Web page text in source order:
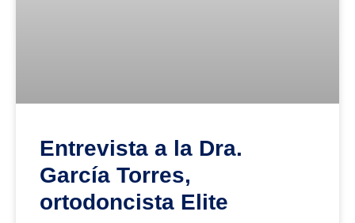
Entrevista a la Dra.
García Torres,
ortodoncista Elite